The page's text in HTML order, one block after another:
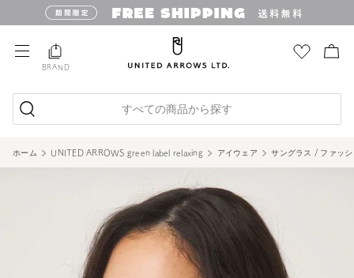
BRAND
すべての商品から探す
ホーム UNITED ARROWS green label relaxing アイウェア サングラス / ファッ